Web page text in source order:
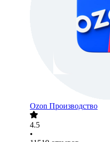
Ozon Производство
4.5
•